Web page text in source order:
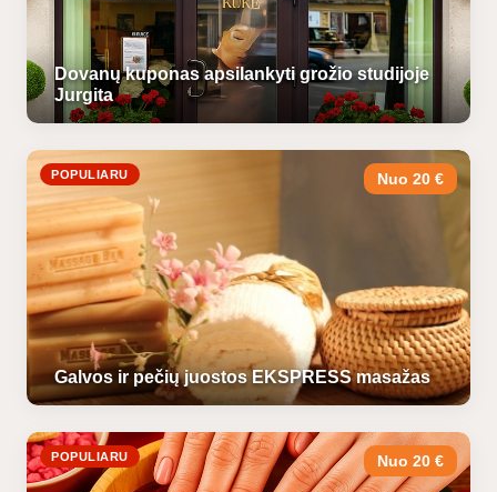
Dovanų kuponas apsilankyti grožio studijoje
Jurgita
POPULIARU Nuo 20 €
Galvos ir pečių juostos EKSPRESS masažas
POPULIARU Nuo 20 €